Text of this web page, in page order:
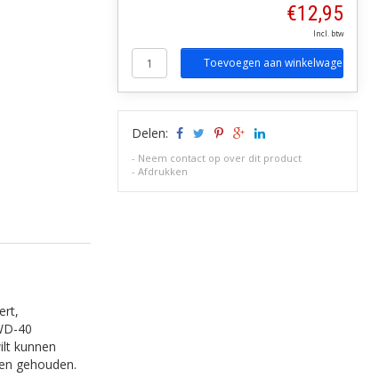
40
kunnen
gehouden.
€12,95
Incl. btw
Toevoegen aan winkelwagen
Delen:
- Neem contact op over dit product
-Afdrukken